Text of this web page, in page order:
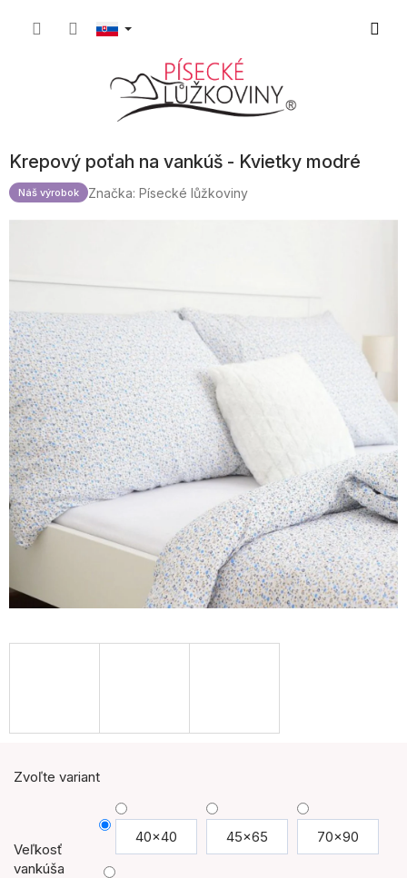
Krepový poťah na vankúš - Kvietky modré
Náš výrobok Značka: Písecké lůžkoviny
Zvoľte variant
Veľkosť
vankúša
40x40 45x65 70x90